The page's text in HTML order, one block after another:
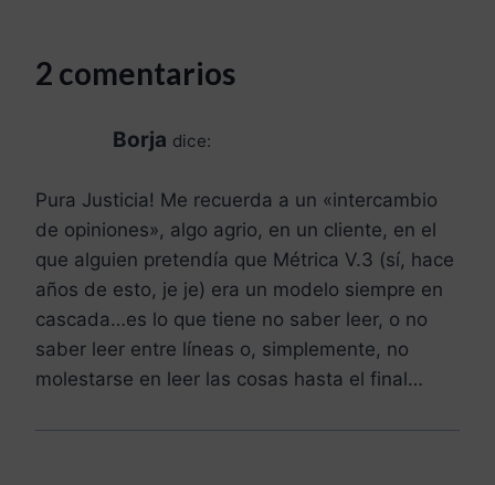
2 comentarios
Borja dice:
Pura Justicia! Me recuerda a un «intercambio
de opiniones», algo agrio, en un cliente, en el
que alguien pretendía que Métrica V.3 (sí, hace
años de esto, je je) era un modelo siempre en
cascada…es lo que tiene no saber leer, o no
saber leer entre líneas o, simplemente, no
molestarse en leer las cosas hasta el final…